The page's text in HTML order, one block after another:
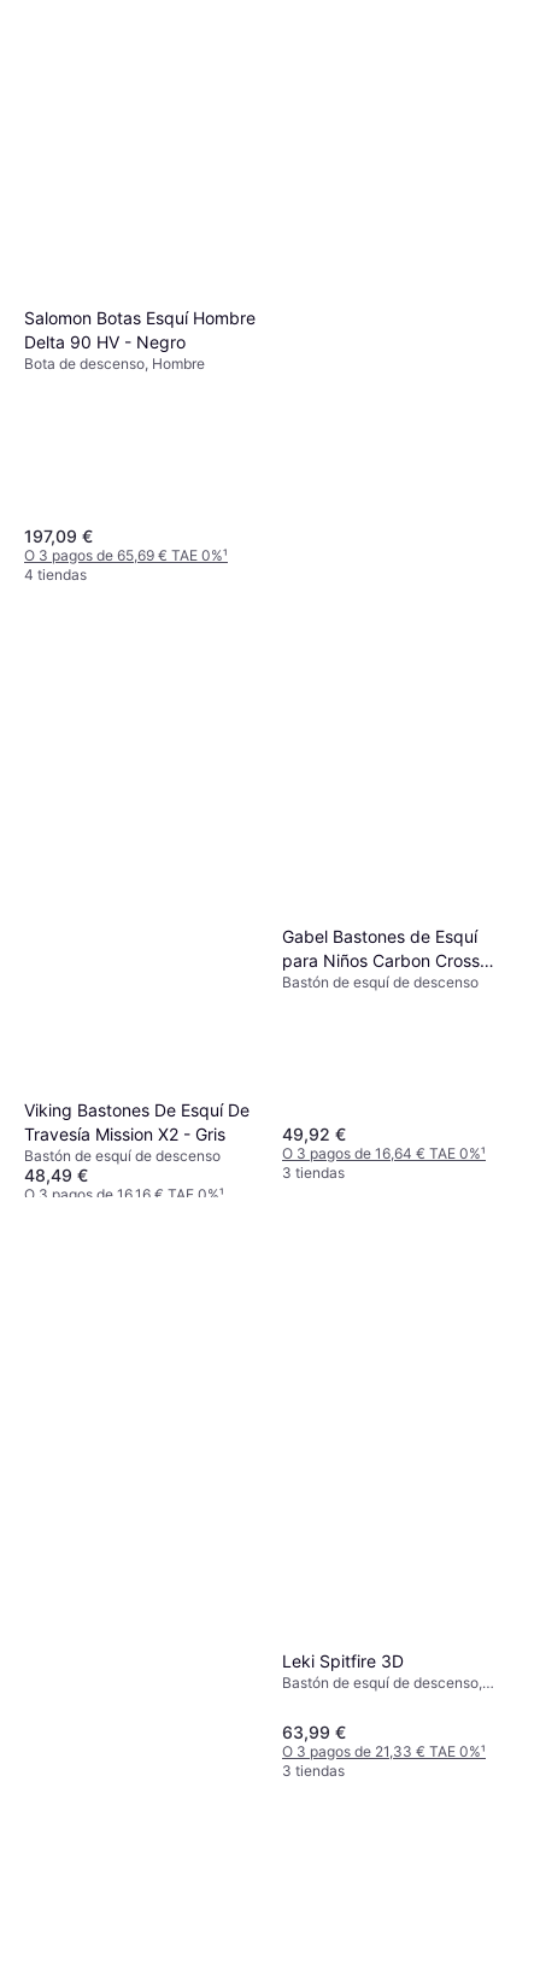
Salomon Botas Esquí Hombre
Delta 90 HV - Negro
Bota de descenso, Hombre
197,09 €
O 3 pagos de 65,69 € TAE 0%¹
4 tiendas
95,95 €
O 3 pagos de 31,98 € TAE 0%¹
3 tiendas
Viking Bastones De Esquí De
Travesía Mission X2 - Gris
Bastón de esquí de descenso
48,49 €
O 3 pagos de 16,16 € TAE 0%¹
Gabel Bastones de Esquí
para Niños Carbon Cross
Noir
Bastón de esquí de descenso
49,92 €
O 3 pagos de 16,64 € TAE 0%¹
3 tiendas
Leki Spitfire 3D
Bastón de esquí de descenso,
63,99 €
O 3 pagos de 21,33 € TAE 0%¹
3 tiendas